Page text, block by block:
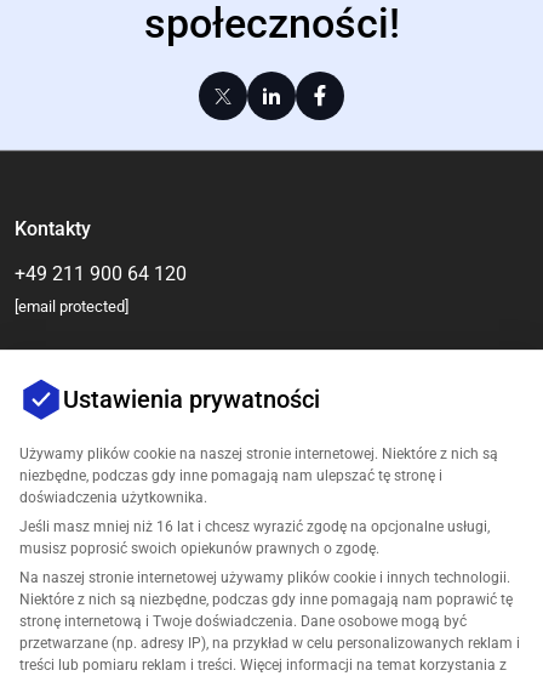
społeczności!
Kontakty
+49 211 900 64 120
[email protected]
Firma
Wsparcie
Rozwiązania dla Amazon
Ustawienia prywatności
Używamy plików cookie na naszej stronie internetowej. Niektóre z nich są
niezbędne, podczas gdy inne pomagają nam ulepszać tę stronę i
doświadczenia użytkownika.
Jeśli masz mniej niż 16 lat i chcesz wyrazić zgodę na opcjonalne usługi,
musisz poprosić swoich opiekunów prawnych o zgodę.
Na naszej stronie internetowej używamy plików cookie i innych technologii.
Niektóre z nich są niezbędne, podczas gdy inne pomagają nam poprawić tę
stronę internetową i Twoje doświadczenia. Dane osobowe mogą być
przetwarzane (np. adresy IP), na przykład w celu personalizowanych reklam i
treści lub pomiaru reklam i treści. Więcej informacji na temat korzystania z